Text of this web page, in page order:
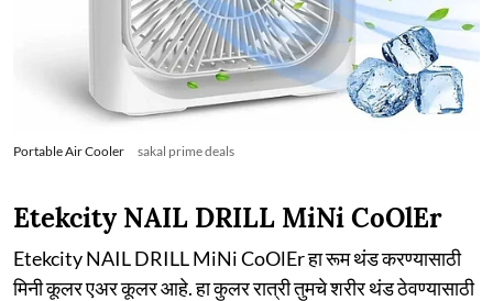
Portable Air Cooler sakal prime deals
Etekcity NAIL DRILL MiNi CoOlEr
Etekcity NAIL DRILL MiNi CoOlEr हा रूम थंड करण्यासाठी
मिनी कूलर एअर कूलर आहे. हा कुलर रात्री तुमचे शरीर थंड ठेवण्यासाठी